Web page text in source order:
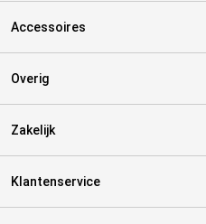
Accessoires
Overig
Zakelijk
Klantenservice